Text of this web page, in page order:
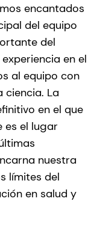
encantados
del equipo
del
en el
al equipo con
ciencia. La
en el que
es el lugar
nuestra
límites del
en salud y